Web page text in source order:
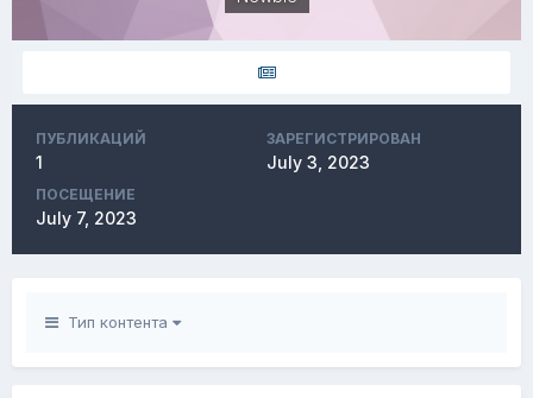
ПУБЛИКАЦИЙ
1
ЗАРЕГИСТРИРОВАН
July 3, 2023
ПОСЕЩЕНИЕ
July 7, 2023
Тип контента